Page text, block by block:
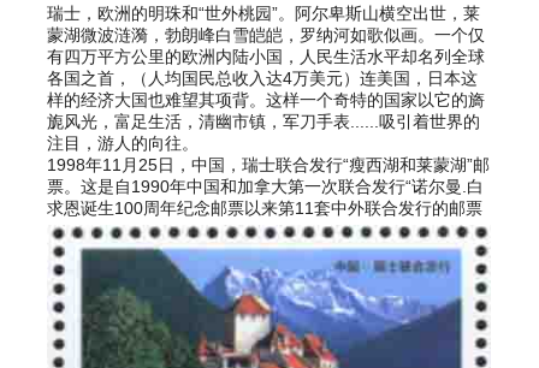
瑞士，欧洲的明珠和“世外桃园”。阿尔卑斯山横空出世，莱
蒙湖微波涟漪，勃朗峰白雪皑皑，罗纳河如歌似画。一个仅
有四万平方公里的欧洲内陆小国，人民生活水平却名列全球
各国之首，（人均国民总收入达4万美元）连美国，日本这
样的经济大国也难望其项背。这样一个奇特的国家以它的旖
旎风光，富足生活，清幽市镇，军刀手表......吸引着世界的
注目，游人的向往。
1998年11月25日，中国，瑞士联合发行“瘦西湖和莱蒙湖”邮
票。这是自1990年中国和加拿大第一次联合发行“诺尔曼.白
求恩诞生100周年纪念邮票以来第11套中外联合发行的邮票